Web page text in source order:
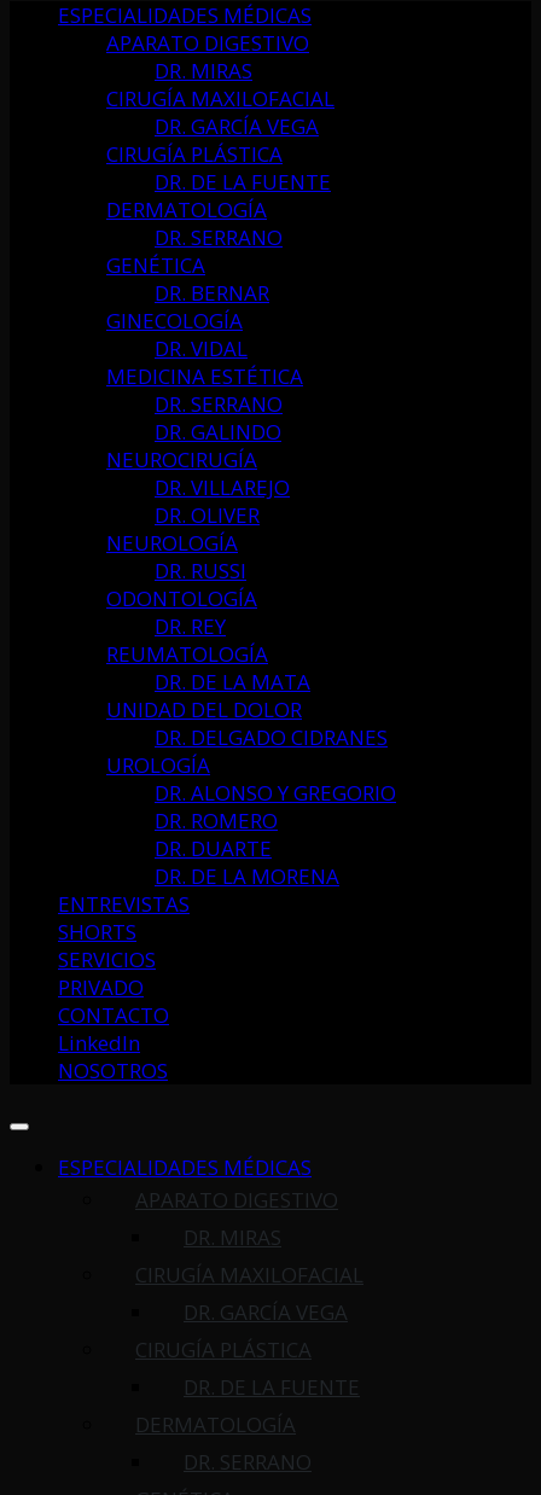
ESPECIALIDADES MÉDICAS
APARATO DIGESTIVO
DR. MIRAS
CIRUGÍA MAXILOFACIAL
DR. GARCÍA VEGA
CIRUGÍA PLÁSTICA
DR. DE LA FUENTE
DERMATOLOGÍA
DR. SERRANO
GENÉTICA
DR. BERNAR
GINECOLOGÍA
DR. VIDAL
MEDICINA ESTÉTICA
DR. SERRANO
DR. GALINDO
NEUROCIRUGÍA
DR. VILLAREJO
DR. OLIVER
NEUROLOGÍA
DR. RUSSI
ODONTOLOGÍA
DR. REY
REUMATOLOGÍA
DR. DE LA MATA
UNIDAD DEL DOLOR
DR. DELGADO CIDRANES
UROLOGÍA
DR. ALONSO Y GREGORIO
DR. ROMERO
DR. DUARTE
DR. DE LA MORENA
ENTREVISTAS
SHORTS
SERVICIOS
PRIVADO
CONTACTO
LinkedIn
NOSOTROS
ESPECIALIDADES MÉDICAS
APARATO DIGESTIVO
DR. MIRAS
CIRUGÍA MAXILOFACIAL
DR. GARCÍA VEGA
CIRUGÍA PLÁSTICA
DR. DE LA FUENTE
DERMATOLOGÍA
DR. SERRANO